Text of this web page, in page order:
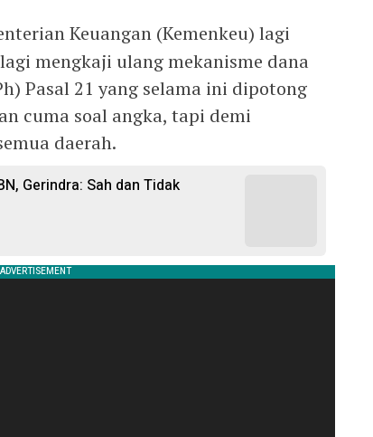
Keuangan (Kemenkeu) lagi
mengkaji ulang mekanisme dana
Pasal 21 yang selama ini dipotong
cuma soal angka, tapi demi
daerah.
Gerindra: Sah dan Tidak